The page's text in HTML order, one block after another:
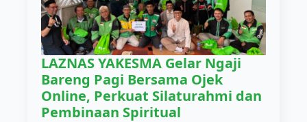
LAZNAS YAKESMA Gelar Ngaji
Bareng Pagi Bersama Ojek
Online, Perkuat Silaturahmi dan
Pembinaan Spiritual